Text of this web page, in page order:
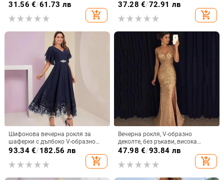
независима рокля с панделка,
декоративна рокля, рокля, къса
пола, жилетки
31.56 €/61.73 лв
add_shopping_cart
събития
37.28 €/72.91 лв
add_shopping_cart
Шифонова вечерна рокля за
шаферки с дълбоко V-образно
деколте, дантела, къси ръкави,
93.34€/182.56 лв
add_shopping_cart
Вечерна рокля, V-образно
деколте, без ръкави, висока
талия, дълга разкроена пола,
47.98 €/93.84 лв
add_shopping_cart